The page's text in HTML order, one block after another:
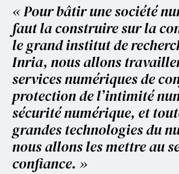
« Pour bâtir une société
faut la construire sur la
le grand institut de
Inria, nous allons
services numériques de
protection de l’intimité
sécurité numérique, et
grandes technologies du
nous allons les mettre au
confiance. »